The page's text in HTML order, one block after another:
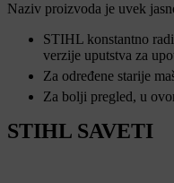
Naziv proizvoda je uvek
STIHL konstantno
verzije uputstva za
Za određene starije
Za bolji pregled, u
STIHL SAVETI